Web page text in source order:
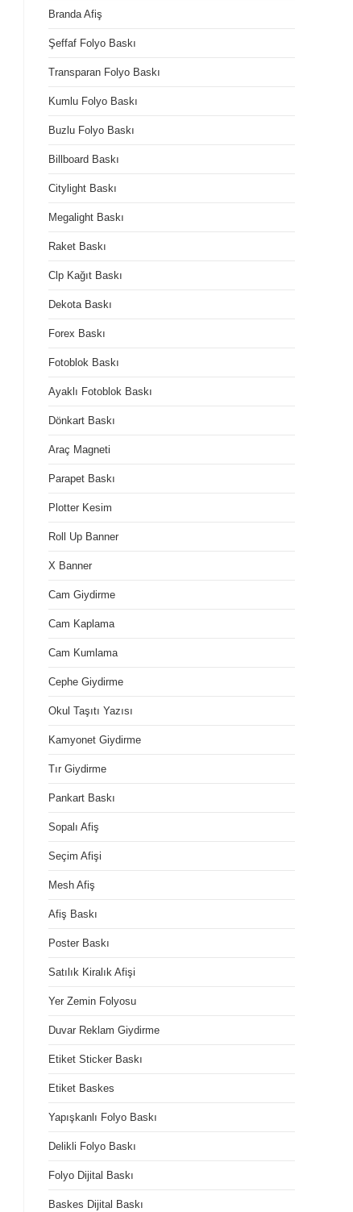
Branda Afiş
Şeffaf Folyo Baskı
Transparan Folyo Baskı
Kumlu Folyo Baskı
Buzlu Folyo Baskı
Billboard Baskı
Citylight Baskı
Megalight Baskı
Raket Baskı
Clp Kağıt Baskı
Dekota Baskı
Forex Baskı
Fotoblok Baskı
Ayaklı Fotoblok Baskı
Dönkart Baskı
Araç Magneti
Parapet Baskı
Plotter Kesim
Roll Up Banner
X Banner
Cam Giydirme
Cam Kaplama
Cam Kumlama
Cephe Giydirme
Okul Taşıtı Yazısı
Kamyonet Giydirme
Tır Giydirme
Pankart Baskı
Sopalı Afiş
Seçim Afişi
Mesh Afiş
Afiş Baskı
Poster Baskı
Satılık Kiralık Afişi
Yer Zemin Folyosu
Duvar Reklam Giydirme
Etiket Sticker Baskı
Etiket Baskes
Yapışkanlı Folyo Baskı
Delikli Folyo Baskı
Folyo Dijital Baskı
Baskes Dijital Baskı